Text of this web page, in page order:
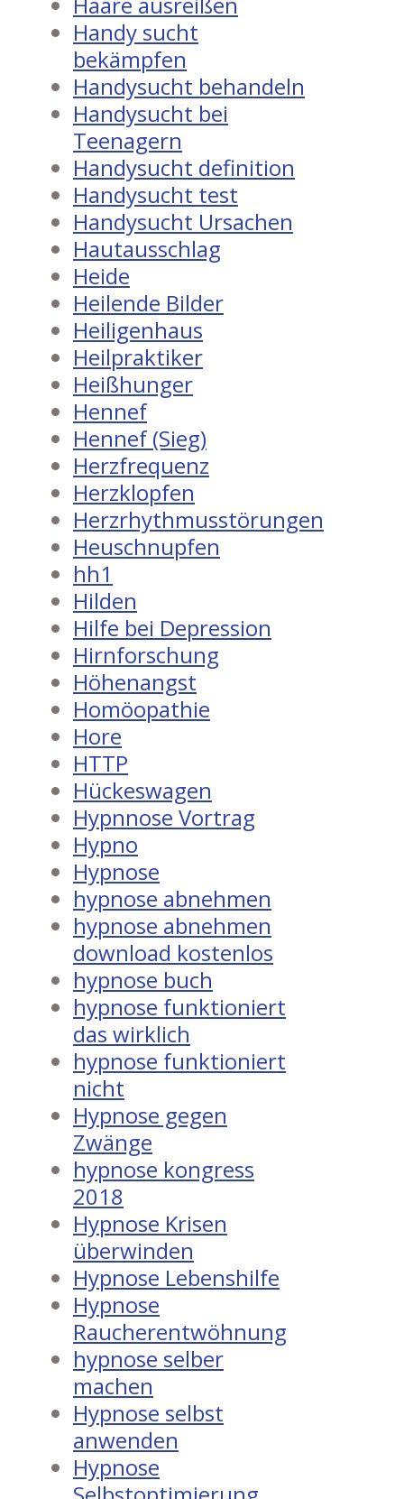
Handy sucht
bekämpfen
Handysucht behandeln
Handysucht bei
Teenagern
Handysucht definition
Handysucht test
Handysucht Ursachen
Hautausschlag
Heide
Heilende Bilder
Heiligenhaus
Heilpraktiker
Heißhunger
Hennef
Hennef (Sieg)
Herzfrequenz
Herzklopfen
Herzrhythmusstörungen
Heuschnupfen
hh1
Hilden
Hilfe bei Depression
Hirnforschung
Höhenangst
Homöopathie
Hore
HTTP
Hückeswagen
Hypnnose Vortrag
Hypno
Hypnose
hypnose abnehmen
hypnose abnehmen
download kostenlos
hypnose buch
hypnose funktioniert
das wirklich
hypnose funktioniert
nicht
Hypnose gegen
Zwänge
hypnose kongress
2018
Hypnose Krisen
überwinden
Hypnose Lebenshilfe
Hypnose
Raucherentwöhnung
hypnose selber
machen
Hypnose selbst
anwenden
Hypnose